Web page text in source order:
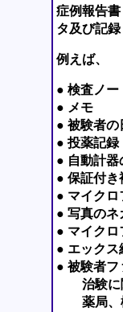
症例報告
タ及び記録
例えば、
● 検査ノー
● メモ
● 被験者の
● 投薬記録
● 自動計器
● 保証付き
● マイクロ
● 写真のネ
● マイクロ
● エックス
● 被験者フ
治験に
薬局、